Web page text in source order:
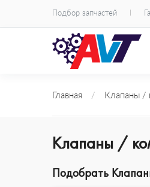
Подбор запчастей
Главная / Клапаны /
Клапаны /
Подобрать